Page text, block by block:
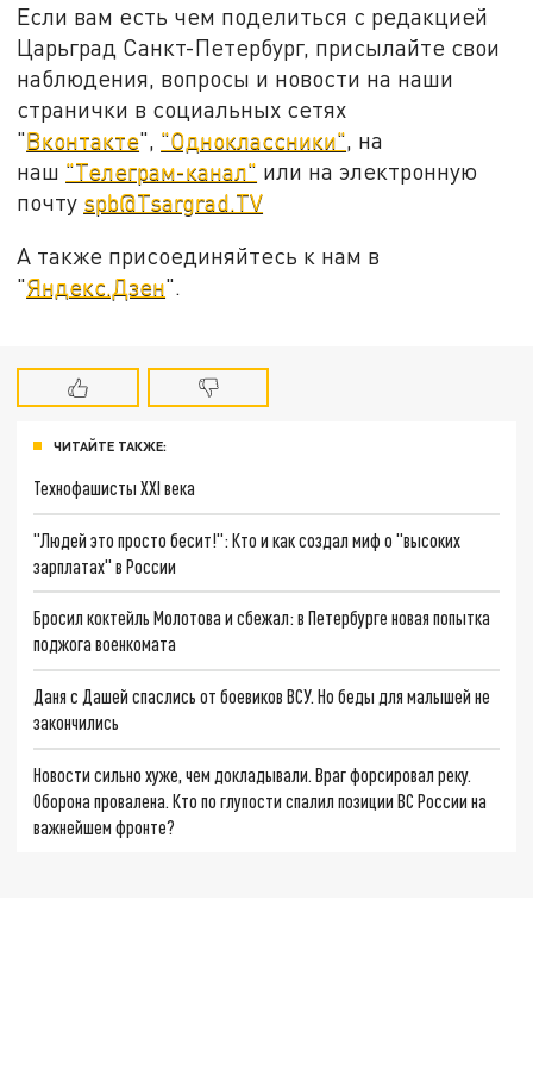
Если вам есть чем поделиться с редакцией
Царьград Санкт-Петербург, присылайте свои
наблюдения, вопросы и новости на наши
странички в социальных сетях
"Вконтакте", "Одноклассники" , на
наш "Телеграм-канал" или на электронную
почту spb@Tsargrad.TV
А также присоединяйтесь к нам в
"Яндекс.Дзен".
ЧИТАЙТЕ ТАКЖЕ:
Технофашисты XXI века
"Людей это просто бесит!": Кто и как создал миф о "высоких
зарплатах" в России
Бросил коктейль Молотова и сбежал: в Петербурге новая попытка
поджога военкомата
Даня с Дашей спаслись от боевиков ВСУ. Но беды для малышей не
закончились
Новости сильно хуже, чем докладывали. Враг форсировал реку.
Оборона провалена. Кто по глупости спалил позиции ВС России на
важнейшем фронте?